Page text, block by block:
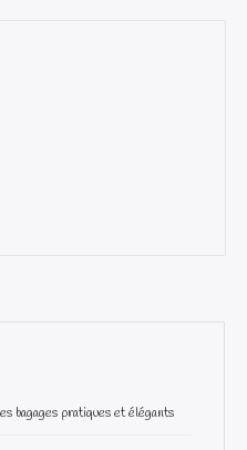
bagages pratiques et élégants